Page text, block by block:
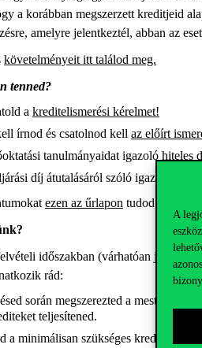
A
a korábban megszerzett kreditjeid
amelyre jelentkeztél, abban az
követelményeit itt találod meg.
tenned?
a kreditelismerési kérelmet!
írnod és csatolnod kell az előírt
tanulmányaidat igazoló
díj átutalásáról szóló igazolást!
ezen az űrlapon tudod
időszakban (várhatóan június
rád:
során megszerezted a
teljesítened.
a minimálisan szükséges krediteket,